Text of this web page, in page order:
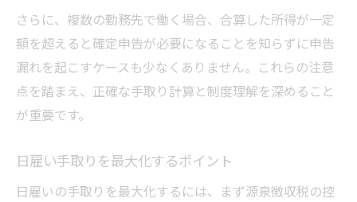
さらに、複数の勤務先で働く場合、合算した所得が一定
額を超えると確定申告が必要になることを知らずに申告
漏れを起こすケースも少なくありません。これらの注意
点を踏まえ、正確な手取り計算と制度理解を深めること
が重要です。
日雇い手取りを最大化するポイント
日雇いの手取りを最大化するには、まず源泉徴収税の控